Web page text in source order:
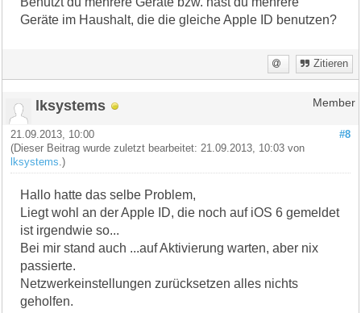
Geräte im Haushalt, die die gleiche Apple ID benutzen?
Zitieren
lksystems Member
#8
21.09.2013, 10:00
(Dieser Beitrag wurde zuletzt bearbeitet: 21.09.2013, 10:03 von
lksystems.)
Hallo hatte das selbe Problem,
Liegt wohl an der Apple ID, die noch auf iOS 6 gemeldet
ist irgendwie so...
Bei mir stand auch ...auf Aktivierung warten, aber nix
passierte.
Netzwerkeinstellungen zurücksetzen alles nichts
geholfen.